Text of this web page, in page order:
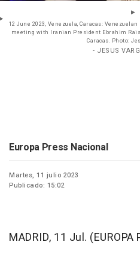
12 June 2023, Venezuela, Caracas:
meeting with Iranian President Ebrahim
Caracas. Photo:
- JESUS
Europa Press Nacional
Martes, 11 julio 2023
Publicado: 15:02
MADRID, 11 Jul. (EUROPA